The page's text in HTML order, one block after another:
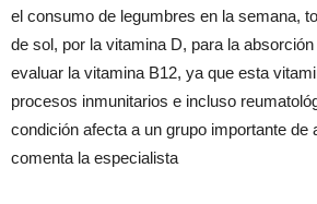
el consumo de legumbres en la semana,
de sol, por la vitamina D, para la
evaluar la vitamina B12, ya que esta
procesos inmunitarios e incluso
condición afecta a un grupo importante de
comenta la especialista